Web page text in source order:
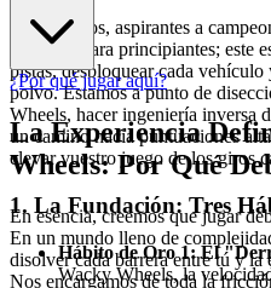
Bienvenidos, aspirantes a
otra guía para principiantes; este
pistas, desbloquear cada
polvo. Estamos a punto de
Wheels, hacer ingeniería inversa
un camino hacia puntuaciones
elevar vuestro juego de los giros
1. La Fundación: Tres
Hábito de Oro 1: El
Wacky Wheels, la
¿Por qué jugar aquí?
La Experiencia
Wheels: Por Qué
En esencia, creemos que jugar
En un mundo lleno de
disolver cada barrera entre tú y la
Nos encargamos de toda la